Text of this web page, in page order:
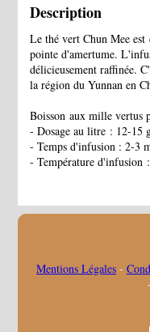
Description
Le thé vert Chun Mee
pointe d'amertume.
délicieusement raffinée.
la région du Yunnan en
Boisson aux mille vertus
- Dosage au litre : 12-15
- Temps d'infusion : 2-3
- Température d'infusion
Mentions Légales